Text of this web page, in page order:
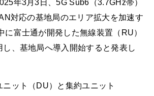
年3月3日、5G Sub6（3.7GHz帯）
対応の基地局のエリア拡大を加速す
に富士通が開発した無線装置（RU）
し、基地局へ導入開始すると発表し
ット（DU）と集約ユニット